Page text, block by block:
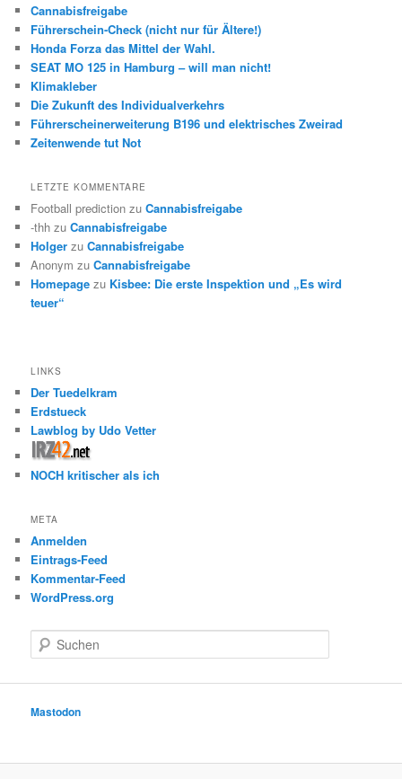
Cannabisfreigabe
Führerschein-Check (nicht nur für Ältere!)
Honda Forza das Mittel der Wahl.
SEAT MO 125 in Hamburg – will man nicht!
Klimakleber
Die Zukunft des Individualverkehrs
Führerscheinerweiterung B196 und elektrisches Zweirad
Zeitenwende tut Not
LETZTE KOMMENTARE
Football prediction zuCannabisfreigabe
-thh zuCannabisfreigabe
Holger zuCannabisfreigabe
Anonym zuCannabisfreigabe
Homepage zu Kisbee: Die erste Inspektion und „Es wird
teuer“
LINKS
Der Tuedelkram
Erdstueck
Lawblog by Udo Vetter
NOCH kritischer als ich
META
Anmelden
Eintrags-Feed
Kommentar-Feed
WordPress.org
u
e
Mastodon